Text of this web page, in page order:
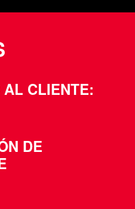
CLIENTE:
DE